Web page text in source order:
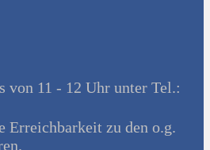
von 11 - 12 Uhr unter Tel.:
Erreichbarkeit zu den o.g.